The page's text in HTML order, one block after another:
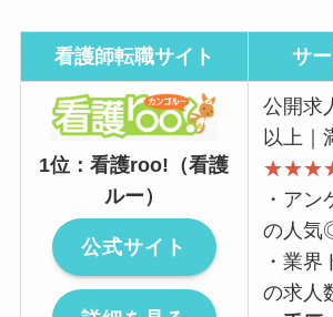
看護師転職サイト サ
1位：看護roo!（看護
ルー）
公式サイト
公開求
以上｜
★★★
・アン
の人
・業界
の求人